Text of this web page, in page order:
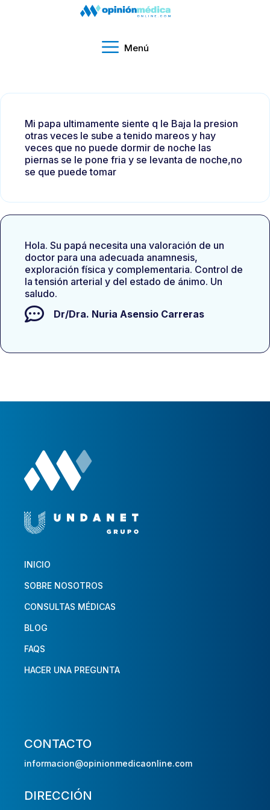
Menú
Mi papa ultimamente siente q le Baja la presion
otras veces le sube a tenido mareos y hay
veces que no puede dormir de noche las
piernas se le pone fria y se levanta de noche,no
se que puede tomar
Hola. Su papá necesita una valoración de un
doctor para una adecuada anamnesis,
exploración física y complementaria. Control de
la tensión arterial y del estado de ánimo. Un
saludo.
Dr/Dra. Nuria Asensio Carreras
INICIO
SOBRE NOSOTROS
CONSULTAS MÉDICAS
BLOG
FAQS
HACER UNA PREGUNTA
CONTACTO
informacion@opinionmedicaonline.com
DIRECCIÓN